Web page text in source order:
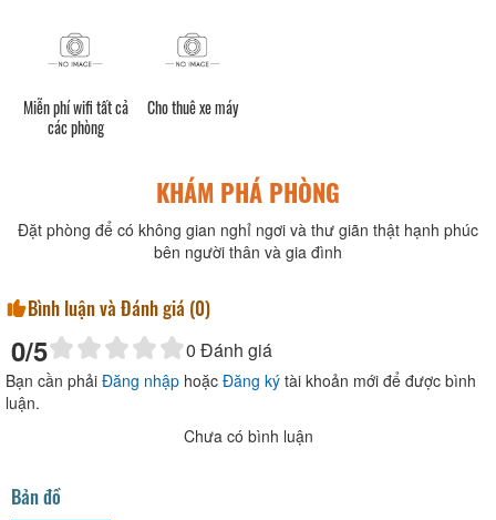
Miễn phí wifi tất cả
các phòng
Cho thuê xe máy
KHÁM PHÁ PHÒNG
Đặt phòng để có không gian nghỉ ngơi và thư giãn thật hạnh phúc
bên người thân và gia đình
Bình luận và Đánh giá (0)
0/5 0 Đánh giá
Bạn cần phải Đăng nhập hoặc Đăng ký tài khoản mới để được bình
luận.
Chưa có bình luận
Bản đồ